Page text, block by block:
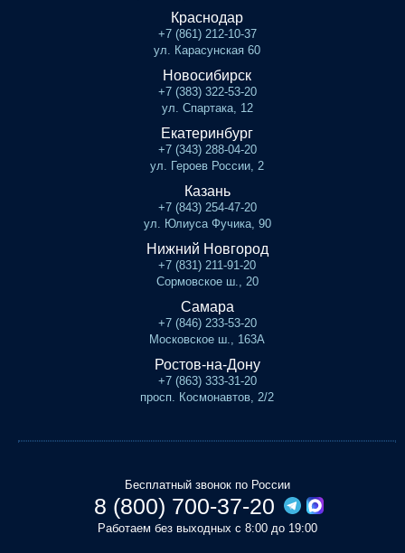
Краснодар
+7 (861) 212-10-37
ул. Карасунская 60
Новосибирск
+7 (383) 322-53-20
ул. Спартака, 12
Екатеринбург
+7 (343) 288-04-20
ул. Героев России, 2
Казань
+7 (843) 254-47-20
ул. Юлиуса Фучика, 90
Нижний Новгород
+7 (831) 211-91-20
Сормовское ш., 20
Самара
+7 (846) 233-53-20
Московское ш., 163А
Ростов-на-Дону
+7 (863) 333-31-20
просп. Космонавтов, 2/2
Бесплатный звонок по России
8 (800) 700-37-20
Работаем без выходных с 8:00 до 19:00